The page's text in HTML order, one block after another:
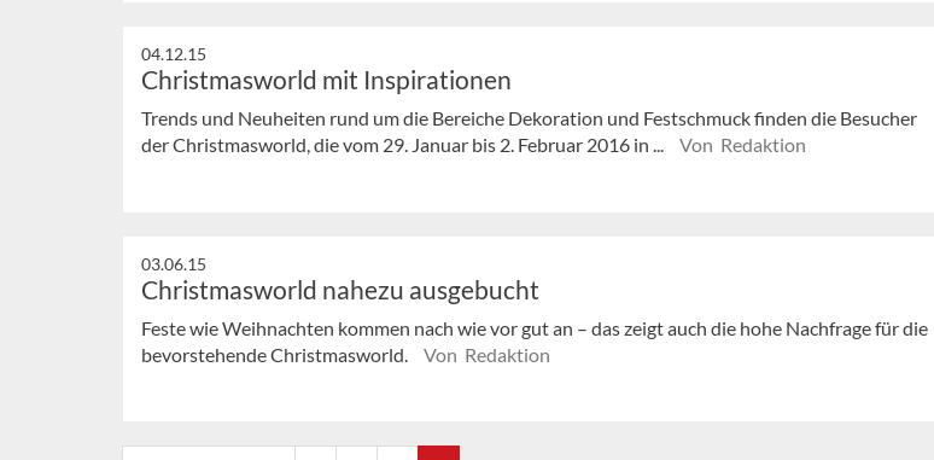
04.12.15
Christmasworld mit Inspirationen
Trends und Neuheiten rund um die Bereiche Dekoration und Festschmuck finden die Besucher
der Christmasworld, die vom 29. Januar bis 2. Februar 2016 in ...
Von Redaktion
03.06.15
Christmasworld nahezu ausgebucht
Feste wie Weihnachten kommen nach wie vor gut an – das zeigt auch die hohe Nachfrage für die
bevorstehende Christmasworld.
Von Redaktion